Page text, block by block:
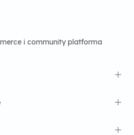
i community platforma